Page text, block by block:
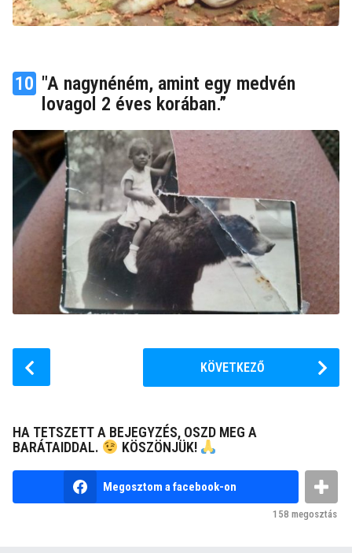
10 "A nagynéném, amint egy medvén
lovagol 2 éves korában.”
o
P
i
KÖVETKEZŐ
HA TETSZETT A BEJEGYZÉS, OSZD MEG A
BARÁTAIDDAL.
KÖSZÖNJÜK!
Megosztom a facebook-on
158 megosztás